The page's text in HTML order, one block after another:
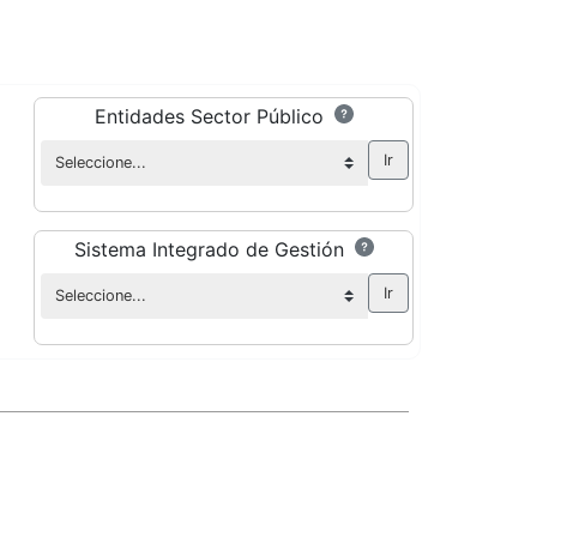
Entidades Sector Público
Sistema Integrado de Gestión